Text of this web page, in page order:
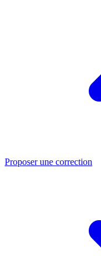
Proposer une correction